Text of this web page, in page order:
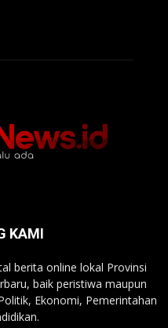
KAMI
berita online lokal Provinsi
baik peristiwa maupun
Ekonomi, Pemerintahan